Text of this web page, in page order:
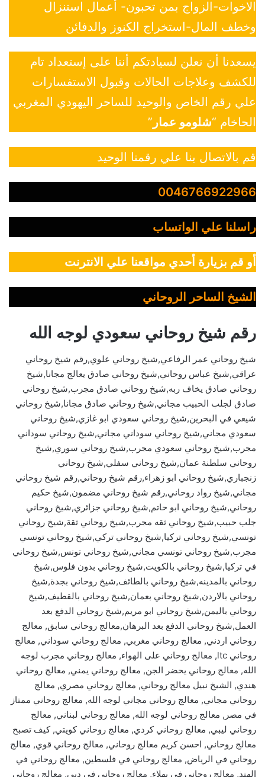
الاخوات-الزواج بمن تحبون- أعمال استنزال
وخطف المال-استخراج الكنوز والدفائن
يسعدنا أن نعلن لسيادتكم أننا على إستعداد تام
للكشف وعلاجات الحالات وقبول الاستفسارات
علي رقم الخاص والوحيد للساحر اليهودي المغربي
الحاخام “شلومو عمار ”
قم بالاتصال بنا علي رقمنا الوحيد
0046766922966
راسلنا علي الواتساب
أو قم بزيارة أحدي مواقعنا علي الانترنت
الشيخ الساحر الروحاني
رقم شيخ روحاني سعودي لوجه الله
شيخ روحاني عمر الرفاعي,شيخ روحاني علوي,رقم شيخ روحاني
عراقي,شيخ عباس روحاني,شيخ روحاني صادق يعالج مجانا,شيخ
روحاني صادق يخاف ربه,شيخ روحاني صادق مجرب,شيخ روحاني
صادق لجلب الحبيب مجاني,شيخ روحاني صادق مجانا,شيخ روحاني
شيعي في البحرين,شيخ روحاني سعودي ابو غازي,شيخ روحاني
سعودي مجاني,شيخ روحاني سوداني مجاني,شيخ روحاني سوداني
مجرب,شيخ روحاني سعودي مجرب,شيخ روحاني سوري,شيخ
روحاني سلطنة عمان,شيخ روحاني سفلي,شيخ روحاني
زنجباري,شيخ روحاني ابو زهراء,رقم شيخ روحاني,رقم شيخ روحاني
مجاني,شيخ رواد روحاني,رقم شيخ روحاني مضمون,شيخ حكيم
روحاني,شيخ روحاني ابو حاتم,شيخ روحاني جزائري,شيخ روحاني
جلب حبيب,شيخ روحاني ثقه مجرب,شيخ روحاني ثقة,شيخ روحاني
تونسي,شيخ روحاني تركيا,شيخ روحاني تركي,شيخ روحاني تونسي
مجرب,شيخ روحاني تونسي مجاني,شيخ روحاني تونس,شيخ روحاني
في تركيا,شيخ روحاني بالكويت,شيخ روحاني بدون فلوس,شيخ
روحاني بالمدينه,شيخ روحاني بالطائف,شيخ روحاني بجدة,شيخ
روحاني بالاردن,شيخ روحاني بعمان,شيخ روحاني بالقطيف,شيخ
روحاني باليمن,شيخ روحاني ابو مريم,شيخ روحاني الدفع بعد
العمل,شيخ روحاني الدفع بعد البرهان,معالج روحاني سابق, معالج
روحاني اردني, معالج روحاني مغربي, معالج روحاني سوداني, معالج
روحاني ltc, معالج روحاني على الهواء, معالج روحاني مجرب لوجه
الله, معالج روحاني يحضر الجن, معالج روحاني يمني, معالج روحاني
هندي, الشيخ نبيل معالج روحاني, معالج روحاني مصري, معالج
روحاني مجاني, معالج روحاني مجاني لوجه الله, معالج روحاني ممتاز
في مصر, معالج روحاني لوجه الله, معالج روحاني لبناني, معالج
روحاني ليبي, معالج روحاني كردي, معالج روحاني كويتي, كيف تصبح
معالج روحاني, احسن كريم معالج روحاني, معالج روحاني قوي, معالج
روحاني في الرياض, معالج روحاني في فلسطين, معالج روحاني في
الهند, معالج روحاني في بهلاء, معالج روحاني في دبي, معالج روحاني